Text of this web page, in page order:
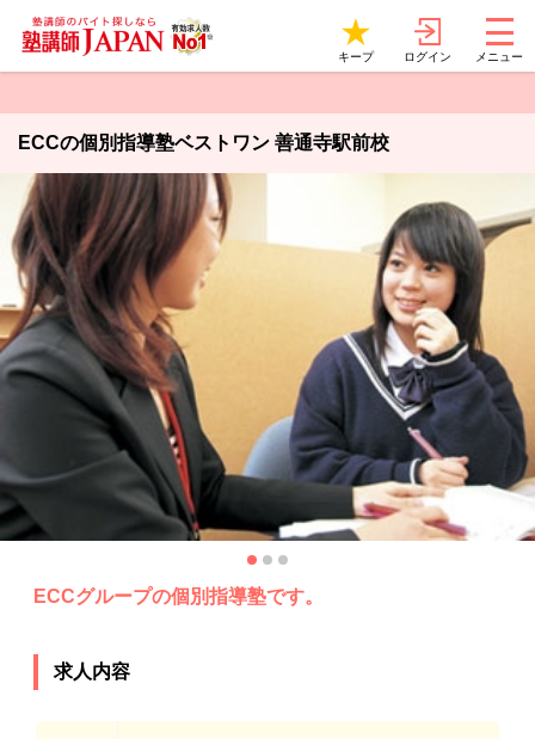
キープ ログイン メニュー
ECCの個別指導塾ベストワン 善通寺駅前校
ECCグループの個別指導塾です。
求人内容